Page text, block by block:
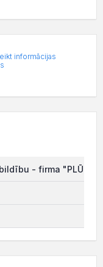
informācijas
- firma